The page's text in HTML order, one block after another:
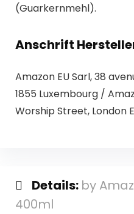
(Guarkernmehl).
Anschrift
Amazon EU Sarl, 38
1855 Luxembourg /
Worship Street, London
Details: by
400ml